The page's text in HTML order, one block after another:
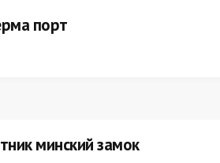
порт
минский замок